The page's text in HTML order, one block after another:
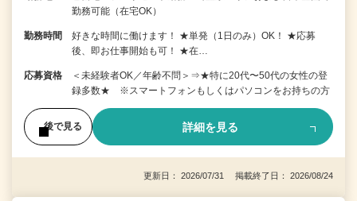
勤務可能（在宅OK）
勤務時間
好きな時間に働けます！ ★単発（1日のみ）OK！ ★応募
後、即お仕事開始も可！ ★在…
応募資格
＜未経験者OK／年齢不問＞⇒★特に20代〜50代の女性の登
録多数★ ※スマートフォンもしくはパソコンをお持ちの方
後で見る 詳細を見る
更新日： 2026/07/31 掲載終了日： 2026/08/24